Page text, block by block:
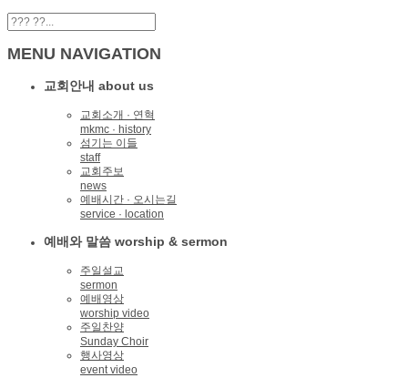
MENU NAVIGATION
교회안내 about us
교회소개 · 연혁
mkmc · history
섬기는 이들
staff
교회주보
news
예배시간 · 오시는길
service · location
예배와 말씀 worship & sermon
주일설교
sermon
예배영상
worship video
주일찬양
Sunday Choir
행사영상
event video